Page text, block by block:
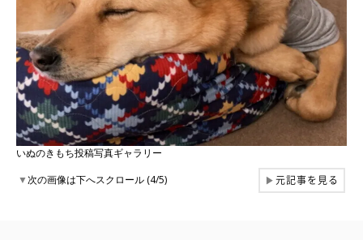
いぬのきもち投稿写真ギャラリー
▼次の画像は下へスクロール (4/5) ▶元記事を見る